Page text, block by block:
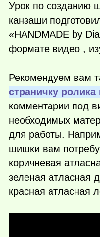
Урок по созданию
канзаши
«HANDMADE by
формате видео ,
Рекомендуем вам
страничку ролика
комментарии под
необходимых
для работы.
шишки вам
коричневая
зеленая атласная
красная атласная